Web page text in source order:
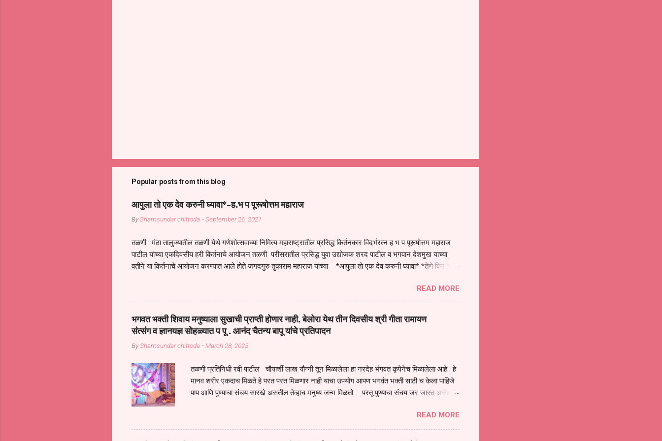
Popular posts from this blog
आपुला तो एक देव करुनी घ्यावा*-ह.भ प पूरूषोत्तम महाराज
ByShamsundar chittoda -September 26, 2021
तळणी : मंठा तालुक्यातील तळणी येथे गणेशोत्सवाच्या निमित्य महाराष्ट्रातील प्रसिद्ध किर्तनकार विदर्भरत्न ह भ प पूरूषोत्तम महाराज
पाटील यांच्या एकदिवसीय हरी किर्तनाचे आयोजन तळणी परीसरातील प्रसिद्ध युवा उद्योजक शरद पाटील व भगवान देशमुख याच्या
वतीने या किर्तनाचे आयोजन करण्यात आले होते जगदगुरु तुकाराम महाराज यांच्या *आपुला तो एक देव करुनी घ्यावा* *तेणे विन जिवा
जातीच्या परीक्षेचा काळ आहे धर्ममंडपात बसलेली लोक ही खरच भाग्यवान आहेत कोरोना सारख्या महामारीत आपंण जिवंत आहोत या
महामारीतून जर आपल्याला वाचायचे असेल तर धार्मीक विचाराचा आधार आपल्याला घ्यावाच लागेल महामारीच्या काळात वारकरी
सप्रदायच खूप मोठा आधार आहे सध्य स्थितीत मानव जातीची मानसीक अवस्था सक्षम असणे गरजेचे आहे कोरोना ने मानवी जीवनातील
गरजा कीती कमी आहेत यांची जाणीव आपल्या सगळ्याना करून दीली आहे मनुष्याच्या आयुष्यातील नामसाधना ही त्याच्यासाठी खूप मोठा
आधार असते परतू आज काल तीच साधना करण्याचा आळस आ...
READ MORE
भगवत भक्ती शिवाय मनुष्याला सुखाची प्राप्ती होणार नाही, बेलोरा येथ तीन दिवसीय श्री गीता रामायण
संत्संग व ज्ञानयज्ञ सोहळ्यात प पू . आनंद चैतन्य बापू यांचे प्रतिपादन
ByShamsundar chittoda -March 28, 2025
तळणी प्रतिनिधी रवी पाटील चौयार्शी लाख यौन्नी तून मिळालेला हा नरदेह भंगवत कृपेनेच मिळालेला आहे . हे
मानव शरीर एकदाच मिळते हे परत परत मिळणार नाही याचा उपयोग आपण भगवंत भक्ती साठी च केला पाहिजे
पाप आणि पुण्याचा संचय सारखे असतील तेव्हाच मनुष्य जन्म मिळतो . . परतू पुण्याचा संचय जर जास्त असेल
शरिराला इंतर सुंगधाचे व्यसन लागण्यापेक्षा भगवत भंक्ती चे व व्यसन लावा म्हणजे या नरदेहाचा उपयोग होईल .
चार कुपा या मनुष्यावर होत असतात यापैकी भगवत कृपा ही पुण्यवानालाच होत असते . भगवंताच्या भजनाने या
READ MORE